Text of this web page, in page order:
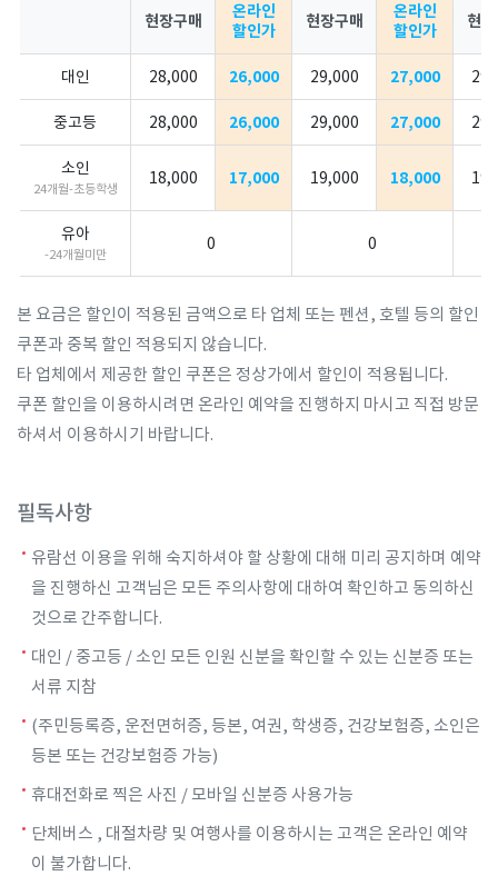
현장구매
온라인
할인가
현장구매
온라인
할인가
현
대인 28,000 26,000 29,000 27,000
중고등 28,000 26,000 29,000 27,000
소인
24개월-초등학생
18,000 17,000 19,000 18,000
유아
-24개월미만
0 0
본 요금은 할인이 적용된 금액으로 타 업체 또는 펜션, 호텔 등의 할인
쿠폰과 중복 할인 적용되지 않습니다.
타 업체에서 제공한 할인 쿠폰은 정상가에서 할인이 적용됩니다.
쿠폰 할인을 이용하시려면 온라인 예약을 진행하지 마시고 직접 방문
하셔서 이용하시기 바랍니다.
필독사항
유람선 이용을 위해 숙지하셔야 할 상황에 대해 미리 공지하며 예약
을 진행하신 고객님은 모든 주의사항에 대하여 확인하고 동의하신
것으로 간주합니다.
대인 / 중고등 / 소인 모든 인원 신분을 확인할 수 있는 신분증 또는
서류 지참
(주민등록증, 운전면허증, 등본, 여권, 학생증, 건강보험증, 소인은
등본 또는 건강보험증 가능)
휴대전화로 찍은 사진 / 모바일 신분증 사용가능
단체버스 , 대절차량 및 여행사를 이용하시는 고객은 온라인 예약
이 불가합니다.